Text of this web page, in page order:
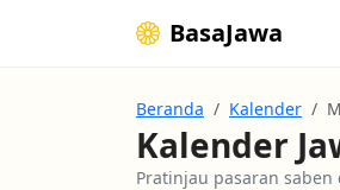
BasaJawa
Beranda Kalender
Kalender
Pratinjau pasaran saben